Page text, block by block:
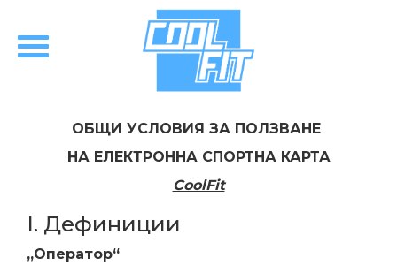
ОБЩИ УСЛОВИЯ ЗА ПОЛЗВАНЕ
НА ЕЛЕКТРОННА СПОРТНА КАРТА
CoolFit
I. Дефиниции
„Оператор“